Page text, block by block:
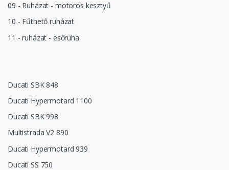
09 - Ruházat - motoros kesztyű
10 - Fűthető ruházat
11 - ruházat - esőruha
Ducati SBK 848
Ducati Hypermotard 1100
Ducati SBK 998
Multistrada V2 890
Ducati Hypermotard 939
Ducati SS 750